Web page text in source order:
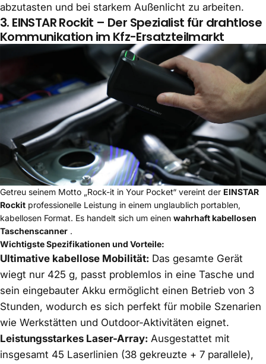
abzutasten und bei starkem Außenlicht zu arbeiten.
3. EINSTAR Rockit – Der Spezialist für drahtlose
Kommunikation im Kfz-Ersatzteilmarkt
Getreu seinem Motto „Rock-it in Your Pocket“ vereint der EINSTAR
Rockit professionelle Leistung in einem unglaublich portablen,
kabellosen Format. Es handelt sich um einen wahrhaft kabellosen
Taschenscanner .
Wichtigste Spezifikationen und Vorteile:
Ultimative kabellose Mobilität: Das gesamte Gerät
wiegt nur 425 g, passt problemlos in eine Tasche und
sein eingebauter Akku ermöglicht einen Betrieb von 3
Stunden, wodurch es sich perfekt für mobile Szenarien
wie Werkstätten und Outdoor-Aktivitäten eignet.
Leistungsstarkes Laser-Array: Ausgestattet mit
insgesamt 45 Laserlinien (38 gekreuzte + 7 parallele),